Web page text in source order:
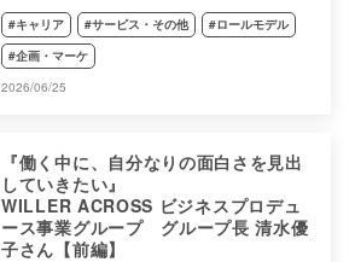
#キャリア #サービス・その他
#ロールモデル
#企画・マーケ
2026/06/25
『働く中に、自分なりの面白さを見出
していきたい』
WILLER ACROSS ビジネスプロデュ
ース事業グループ グループ長 清水優
子さん【前編】